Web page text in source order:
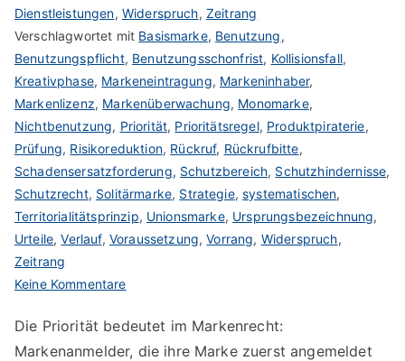
Dienstleistungen, Widerspruch, Zeitrang
Verschlagwortet mit Basismarke, Benutzung,
Benutzungspflicht, Benutzungsschonfrist, Kollisionsfall,
Kreativphase, Markeneintragung, Markeninhaber,
Markenlizenz, Markenüberwachung, Monomarke,
Nichtbenutzung, Priorität, Prioritätsregel, Produktpiraterie,
Prüfung, Risikoreduktion, Rückruf, Rückrufbitte,
Schadensersatzforderung, Schutzbereich, Schutzhindernisse,
Schutzrecht, Solitärmarke, Strategie,systematischen,
Territorialitätsprinzip, Unionsmarke, Ursprungsbezeichnung,
Urteile,Verlauf, Voraussetzung,Vorrang, Widerspruch,
Zeitrang
Keine Kommentarezu
im
Markenrecht
Die Priorität bedeutet im Markenrecht:
Markenanmelder, die ihre Marke zuerst angemeldet